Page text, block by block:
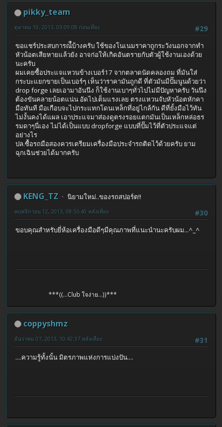
pikky_team
#29
ตุลาคม 10, 2013, 03:09:08 ก่อนเที่ยง
ขอแชร์ประสบการณ์ืบ้างครับ ใช้ของโนเนมราคาถูกระวังนอกจากทำ
หัวน้อตเสียหายแล้วยัง อาจก่อให้เกิดอันตรายกับตัวผู้ใช้งานเองด้วย
นะครับ
ผมเคยซื้อประแจแหวนข้างเบอร์17 จากตลาดนัดคลองถม ที่มันใส่
กระบะแยกขายเป็นเบอร์ๆ เห็นว่าราคามันถูกดี ที่ตัวมันมีปั๊มนูนด้วยว่า
drop forge เลยเอามาอันนึง ก็ใช้งานเบาๆทั่วไปไม่มีปัญหาครับ วันนึง
ต้องขันคลายน้อตแน่น อัดไปเต็มแรงเลย ตรงแหวนจับหัวน้อตหักคา
มือทันที มือเกือบจะไปกระแทกโดนเหล็กที่อยู่ไกล้กัน ดีที่ยั้งมือไว้ทัน
ไม่งั้นคงได้แผล เอาประแจมาส่องดูตรงรอยแตกมันเป็นเหล็กหล่อธร
รมดาๆนี่เอง ไม่ได้เป็นแบบ dropforge แบบที่ปั๊มไว้ที่ตัวประแจแต่
อย่างไร
ปล.ซื้อรถมือสองควรเตรียมเครื่องมือประจำรถติดไว้ด้วยครับ ยาม
ฉุกเฉินช่วยได้มากครับ
KENG_TZ
นิยามใหม่..ของรถสปอร์ต!!
#30
พฤศจิกายน 12, 2013, 08:55:40 หลังเที่ยง
ขอบคุณสำหรับยี่ห้อเครื่องมือดีๆมีคุณภาพที่แนะนำนะครับผม...^_^
***((...Club ใจง่าย...))***
coppyshmz
#31
ธันวาคม 07, 2013, 10:42:37 หลังเที่ยง
....ความรู้ทั้งนั้น มิตรภาพแห่งการแบ่งปัน....